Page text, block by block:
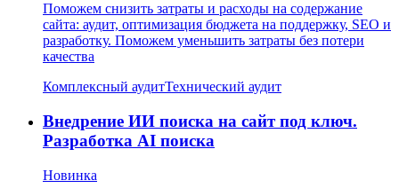
Поможем снизить затраты и расходы на содержание
сайта: аудит, оптимизация бюджета на поддержку, SEO и
разработку. Поможем уменьшить затраты без потери
качества
Комплексный аудитТехнический аудит
Внедрение ИИ поиска на сайт под ключ.
Разработка AI поиска
Новинка